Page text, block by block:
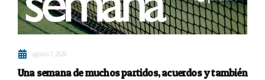
agosto 7, 2026
Una semana de muchos partidos, acuerdos y también